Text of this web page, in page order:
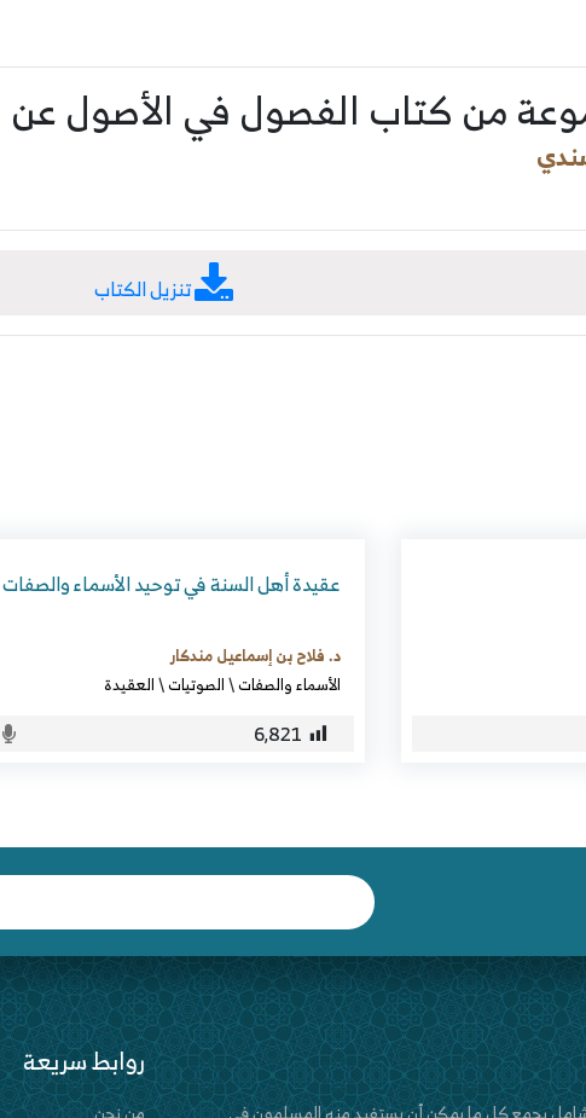
من كتاب الفصول في الأصول عن
تنزيل الكتاب
عقيدة أهل السنة في توحيد الأسماء والصفات
د. فلاح بن إسماعيل مندكار
الأسماء والصفات\الصوتيات\العقيدة
6٬821
روابط سريعة